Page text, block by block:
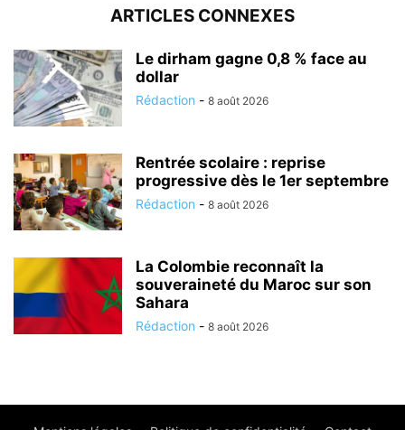
ARTICLES CONNEXES
Le dirham gagne 0,8 % face au
dollar
Rédaction - 8 août 2026
Rentrée scolaire : reprise
progressive dès le 1er septembre
Rédaction - 8 août 2026
La Colombie reconnaît la
souveraineté du Maroc sur son
Sahara
Rédaction - 8 août 2026